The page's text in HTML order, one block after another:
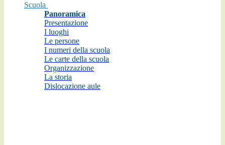
Scuola
Panoramica
Presentazione
I luoghi
Le persone
I numeri della scuola
Le carte della scuola
Organizzazione
La storia
Dislocazione aule